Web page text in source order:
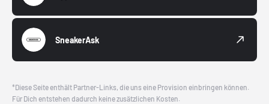
SneakerAsk
*Diese Seite enthält Partner-Links, die uns eine Provision einbringen können.
Für Dich entstehen dadurch keine zusätzlichen Kosten.